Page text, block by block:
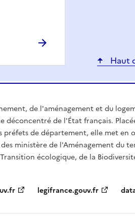
Haut
de l'aménagement et du
déconcentré de l'État français.
préfets de département, elle met en
ministère de l'Aménagement du
écologique, de la
legifrance.gouv.fr